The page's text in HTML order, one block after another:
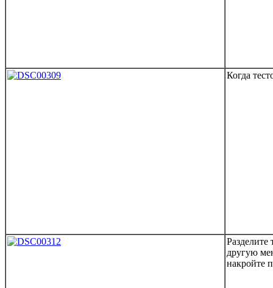
Когда
другую
накройте